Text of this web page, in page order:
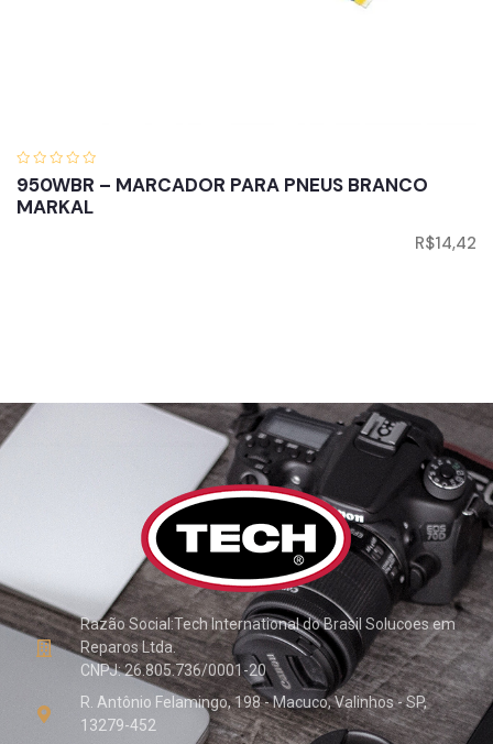
950WBR – MARCADOR PARA PNEUS BRANCO
MARKAL
R$14,42
Razão Social:Tech International do Brasil Solucoes em
Reparos Ltda.
CNPJ: 26.805.736/0001-20
R. Antônio Felamingo, 198 - Macuco, Valinhos - SP,
13279-452